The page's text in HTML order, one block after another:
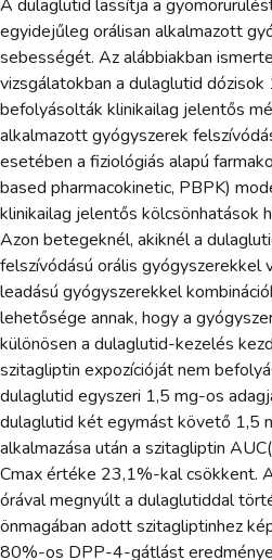
A dulaglutid lassítja a
egyidejűleg orálisan alkalmazott
sebességét. Az alábbiakban
vizsgálatokban a dulaglutid dózisok
befolyásolták klinikailag jelentős
alkalmazott gyógyszerek
esetében a fiziológiás alapú
based pharmacokinetic, PBPK)
klinikailag jelentős kölcsönhatások
Azon betegeknél, akiknél a
felszívódású orális gyógyszerekkel
leadású gyógyszerekkel
lehetősége annak, hogy a
különösen a dulaglutid-kezelés
szitagliptin expozícióját nem
dulaglutid egyszeri 1,5 mg-os
dulaglutid két egymást követő 1,5
alkalmazása után a szitagliptin
Cmax értéke 23,1%-kal csökkent.
órával megnyúlt a dulaglutiddal
önmagában adott szitagliptinhez
80%-os DPP-4-gátlást